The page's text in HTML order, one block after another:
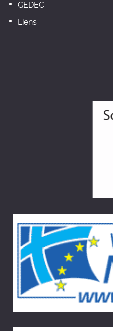
GEDEC
Liens